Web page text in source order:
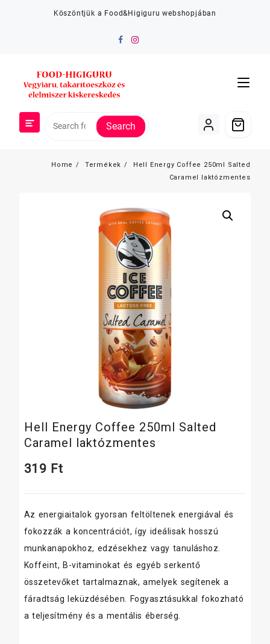
Köszöntjük a Food&Higiguru webshopjában
Search
Home Termékek
Hell Energy Coffee 250ml Salted
Caramel laktózmentes
Hell Energy Coffee 250ml Salted
Caramel laktózmentes
319 Ft
Az energiaitalok gyorsan feltöltenek energiával és
fokozzák a koncentrációt, így ideálisak hosszú
munkanapokhoz, edzésekhez vagy tanuláshoz.
Koffeint, B-vitaminokat és egyéb serkentő
összetevőket tartalmaznak, amelyek segítenek a
fáradtság leküzdésében. Fogyasztásukkal fokozható
a teljesítmény és a mentális éberség.